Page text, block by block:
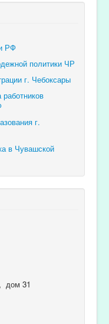
РФ
политики ЧР
г. Чебоксары
г.
в Чувашской
дом 31